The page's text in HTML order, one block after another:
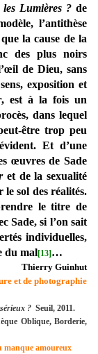
les Lumières ? de
l’antithèse
la cause de la
des plus noirs
de Dieu, sans
exposition et
, est à la fois un
dans lequel
être trop peu
Et d’une
œuvres de Sade
et de la sexualité
le sol des réalités.
le titre de
Sade, si l’on sait
individuelles,
du mal[13] …
Thierry Guinhut
et de photographie
? Seuil, 2011.
Oblique, Borderie,
manque amoureux